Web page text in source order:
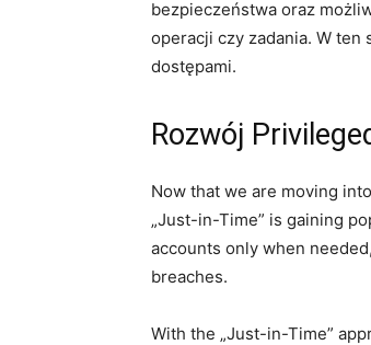
bezpieczeństwa oraz
operacji czy zadania. W ten
dostępami.
Rozwój
Now that we are moving
„Just-in-Time” is gaining
accounts only when
breaches.
With⁢ the „Just-in-Time”